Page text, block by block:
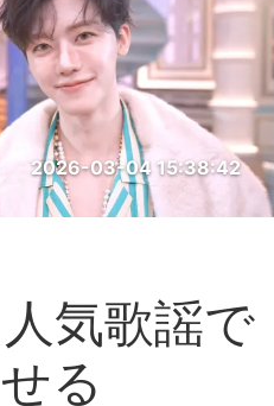
2026-03-04 15:38:42
気歌謡で
る